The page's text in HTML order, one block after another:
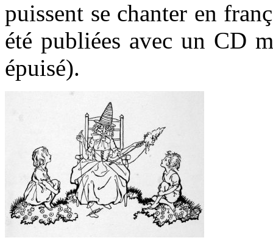
puissent se chanter en
été publiées avec un CD
épuisé).